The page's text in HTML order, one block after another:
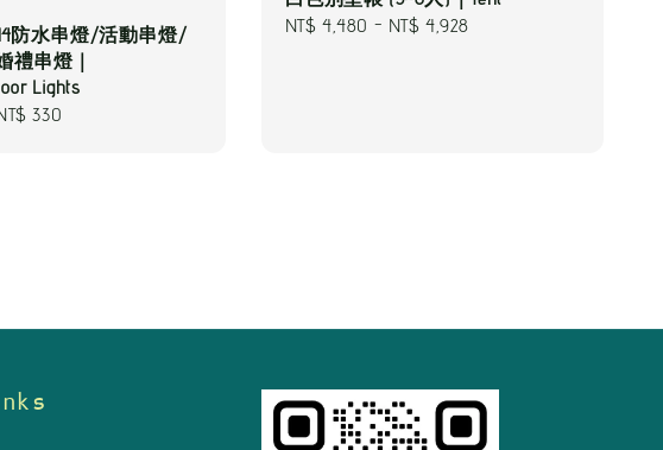
防水串燈/活動串燈/
禮串燈｜
Lights
330
Regular
NT$ 4,480 - NT$ 4,928